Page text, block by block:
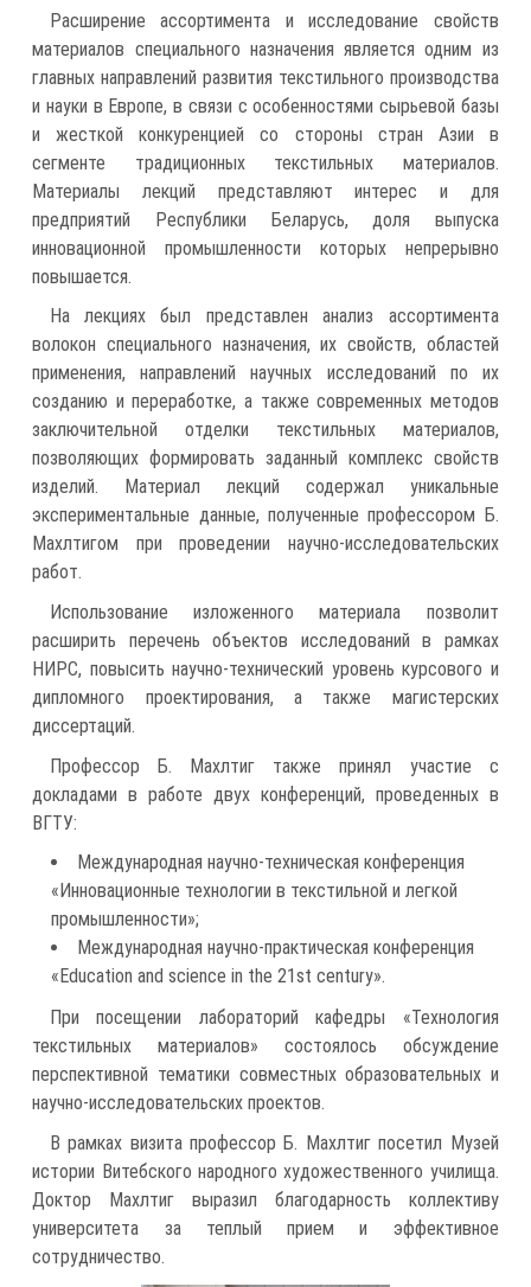
Расширение ассортимента и исследование свойств
материалов специального назначения является одним из
главных направлений развития текстильного производства
и науки в Европе, в связи с особенностями сырьевой базы
и жесткой конкуренцией со стороны стран Азии в
сегменте традиционных текстильных материалов.
Материалы лекций представляют интерес и для
предприятий Республики Беларусь, доля выпуска
инновационной промышленности которых непрерывно
повышается.
На лекциях был представлен анализ ассортимента
волокон специального назначения, их свойств, областей
применения, направлений научных исследований по их
созданию и переработке, а также современных методов
заключительной отделки текстильных материалов,
позволяющих формировать заданный комплекс свойств
изделий. Материал лекций содержал уникальные
экспериментальные данные, полученные профессором Б.
Махлтигом при проведении научно-исследовательских
работ.
Использование изложенного материала позволит
расширить перечень объектов исследований в рамках
НИРС, повысить научно-технический уровень курсового и
дипломного проектирования, а также магистерских
диссертаций.
Профессор Б. Махлтиг также принял участие с
докладами в работе двух конференций, проведенных в
ВГТУ:
Международная научно-техническая конференция
«Инновационные технологии в текстильной и легкой
промышленности»;
Международная научно-практическая конференция
«Education and science in the 21st century».
При посещении лабораторий кафедры «Технология
текстильных материалов» состоялось обсуждение
перспективной тематики совместных образовательных и
научно-исследовательских проектов.
В рамках визита профессор Б. Махлтиг посетил Музей
истории Витебского народного художественного училища.
Доктор Махлтиг выразил благодарность коллективу
университета за теплый прием и эффективное
сотрудничество.